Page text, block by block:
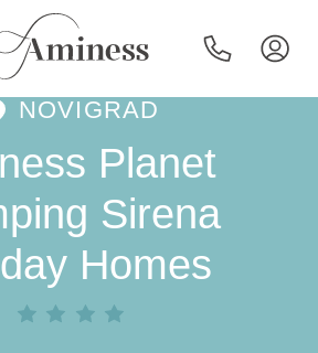
HR
NOVIGRAD
Planet
Sirena
Homes